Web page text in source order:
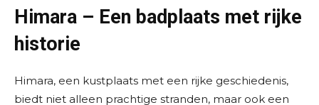
Himara – Een badplaats met rijke
historie
Himara, een kustplaats met een rijke geschiedenis,
biedt niet alleen prachtige stranden, maar ook een